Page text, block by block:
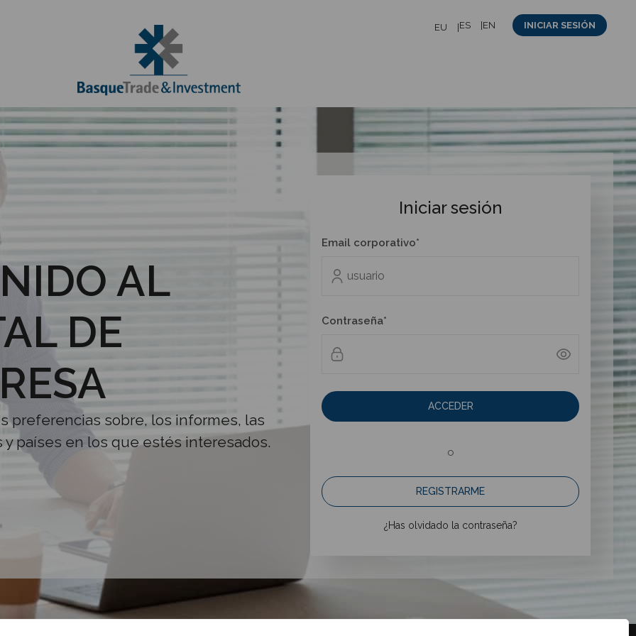
EU ES EN INICIAR SESIÓN
AL
DE
preferencias sobre, los informes, las
países en los que estés interesados.
Iniciar sesión
Email corporativo*
Contraseña*
ACCEDER
o
REGISTRARME
¿Has olvidado la contraseña?